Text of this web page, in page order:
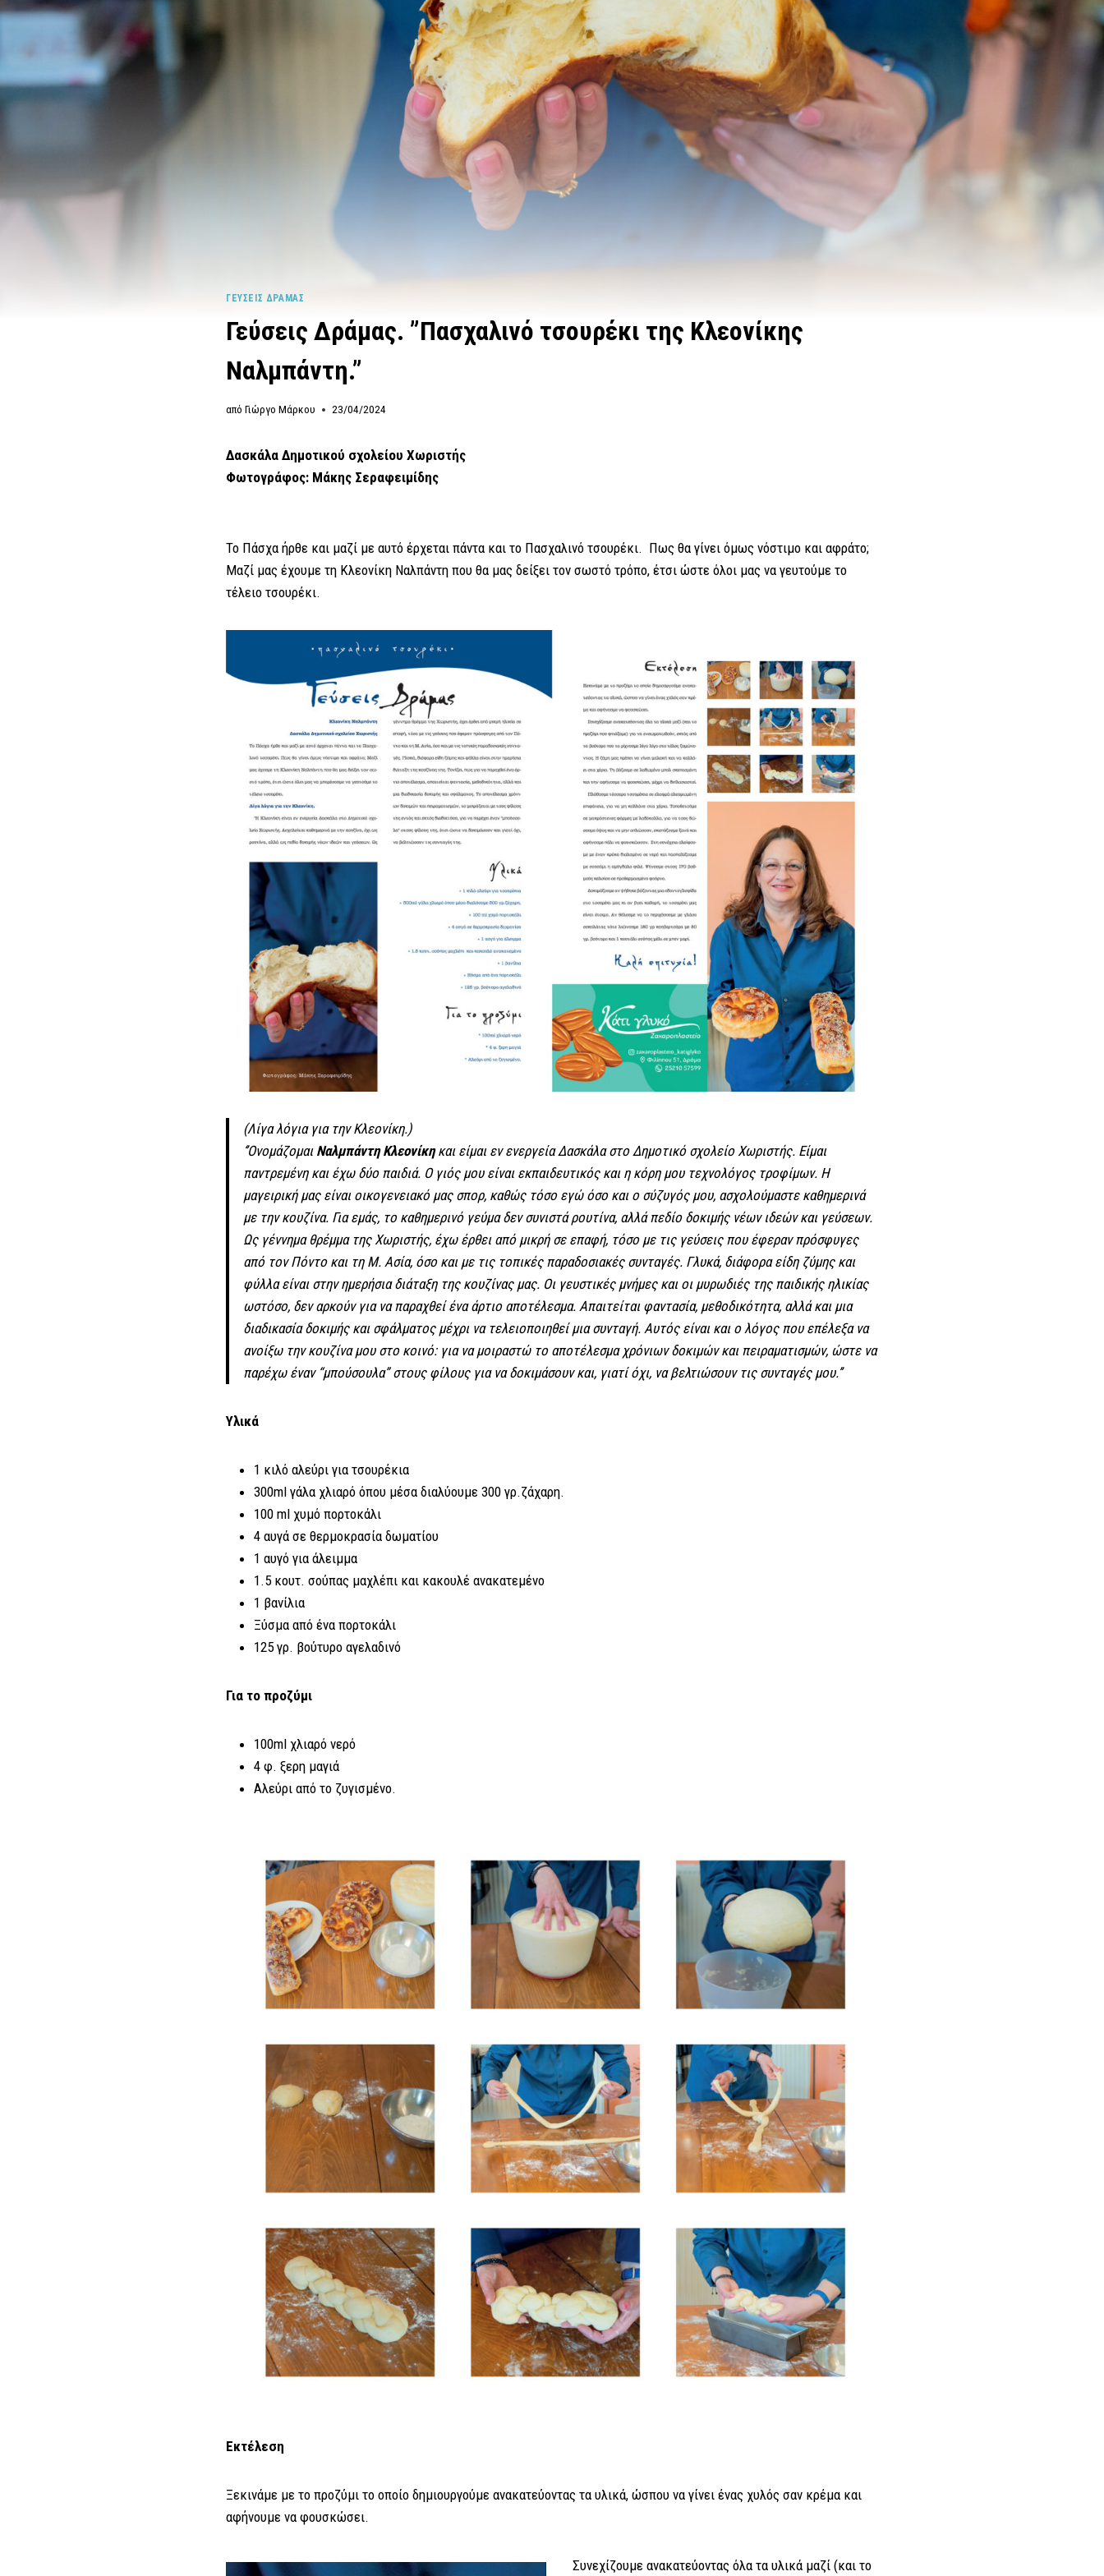
ΓΕΎΣΕΙΣ ΔΡΆΜΑΣ
Γεύσεις Δράμας. ”Πασχαλινό τσουρέκι της Κλεονίκης
Ναλμπάντη.”
από Γιώργο Μάρκου 23/04/2024
Δασκάλα Δημοτικού σχολείου Χωριστής
Φωτογράφος: Μάκης Σεραφειμίδης
Το Πάσχα ήρθε και μαζί με αυτό έρχεται πάντα και το Πασχαλινό τσουρέκι. Πως θα γίνει όμως νόστιμο και αφράτο;
Μαζί μας έχουμε τη Κλεονίκη Ναλπάντη που θα μας δείξει τον σωστό τρόπο, έτσι ώστε όλοι μας να γευτούμε το
τέλειο τσουρέκι.
(Λίγα λόγια για την Κλεονίκη.)
‘’Ονομάζομαι Ναλμπάντη Κλεονίκηκαι είμαι εν ενεργεία Δασκάλα στο Δημοτικό σχολείο Χωριστής. Είμαι
παντρεμένη και έχω δύο παιδιά. Ο γιός μου είναι εκπαιδευτικός και η κόρη μου τεχνολόγος τροφίμων. Η
μαγειρική μας είναι οικογενειακό μας σπορ, καθώς τόσο εγώ όσο και ο σύζυγός μου, ασχολούμαστε καθημερινά
με την κουζίνα. Για εμάς, το καθημερινό γεύμα δεν συνιστά ρουτίνα, αλλά πεδίο δοκιμής νέων ιδεών και γεύσεων.
Ως γέννημα θρέμμα της Χωριστής, έχω έρθει από μικρή σε επαφή, τόσο με τις γεύσεις που έφεραν πρόσφυγες
από τον Πόντο και τη Μ. Ασία, όσο και με τις τοπικές παραδοσιακές συνταγές. Γλυκά, διάφορα είδη ζύμης και
φύλλα είναι στην ημερήσια διάταξη της κουζίνας μας. Οι γευστικές μνήμες και οι μυρωδιές της παιδικής ηλικίας
ωστόσο, δεν αρκούν για να παραχθεί ένα άρτιο αποτέλεσμα. Απαιτείται φαντασία, μεθοδικότητα, αλλά και μια
διαδικασία δοκιμής και σφάλματος μέχρι να τελειοποιηθεί μια συνταγή. Αυτός είναι και ο λόγος που επέλεξα να
ανοίξω την κουζίνα μου στο κοινό: για να μοιραστώ το αποτέλεσμα χρόνιων δοκιμών και πειραματισμών, ώστε να
παρέχω έναν “μπούσουλα” στους φίλους για να δοκιμάσουν και, γιατί όχι, να βελτιώσουν τις συνταγές μου.’’
Υλικά
1 κιλό αλεύρι για τσουρέκια
300ml γάλα χλιαρό όπου μέσα διαλύουμε 300 γρ.ζάχαρη.
100 ml χυμό πορτοκάλι
4 αυγά σε θερμοκρασία δωματίου
1 αυγό για άλειμμα
1.5 κουτ. σούπας μαχλέπι και κακουλέ ανακατεμένο
1 βανίλια
Ξύσμα από ένα πορτοκάλι
125 γρ. βούτυρο αγελαδινό
Για το προζύμι
100ml χλιαρό νερό
4 φ. ξερη μαγιά
Αλεύρι από το ζυγισμένο.
Εκτέλεση
Ξεκινάμε με το προζύμι το οποίο δημιουργούμε ανακατεύοντας τα υλικά, ώσπου να γίνει ένας χυλός σαν κρέμα και
αφήνουμε να φουσκώσει.
Συνεχίζουμε ανακατεύοντας όλα τα υλικά μαζί (και το